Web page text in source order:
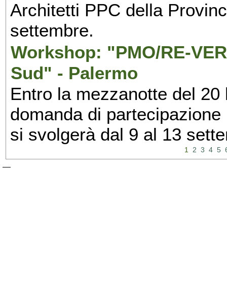
Architetti PPC della
settembre.
Workshop: "PMO/RE-
Sud" - Palermo
Entro la mezzanotte del
domanda di
si svolgerà dal 9 al 13
1 2 3 4 5